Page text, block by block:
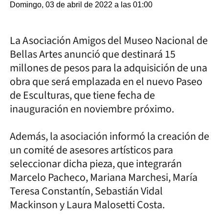
Domingo, 03 de abril de 2022 a las 01:00
La Asociación Amigos del Museo Nacional de
Bellas Artes anunció que destinará 15
millones de pesos para la adquisición de una
obra que será emplazada en el nuevo Paseo
de Esculturas, que tiene fecha de
inauguración en noviembre próximo.
Además, la asociación informó la creación de
un comité de asesores artísticos para
seleccionar dicha pieza, que integrarán
Marcelo Pacheco, Mariana Marchesi, María
Teresa Constantín, Sebastián Vidal
Mackinson y Laura Malosetti Costa.